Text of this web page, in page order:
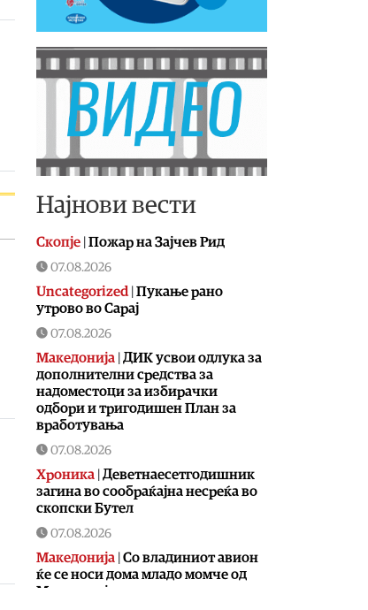
Најнови вести
Скопје | Пожар на Зајчев Рид
07.08.2026
Uncategorized | Пукање рано
утрово во Сарај
07.08.2026
Македонија | ДИК усвои одлука за
дополнителни средства за
надоместоци за избирачки
одбори и тригодишен План за
вработувања
07.08.2026
Хроника | Деветнаесетгодишник
загина во сообраќајна несреќа во
скопски Бутел
07.08.2026
Македонија | Со владиниот авион
ќе се носи дома младо момче од
Македонија кое скршило врат на